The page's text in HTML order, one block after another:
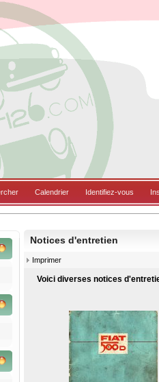
Calendrier Identifiez-vous
Notices d'entretien
Imprimer
Voici diverses notices